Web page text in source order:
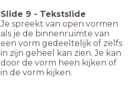
Slide 9 - Tekstslide
Je spreekt van open vormen
als je de binnenruimte van
een vorm gedeeltelijk of zelfs
in zijn geheel kan zien. Je kan
door de vorm heen kijken of
in de vorm kijken.